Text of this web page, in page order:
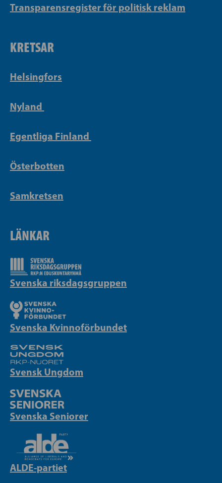
Transparensregister för politisk reklam
KRETSAR
Helsingfors
Nyland
Egentliga Finland
Österbotten
Samkretsen
LÄNKAR
Svenska riksdagsgruppen
Svenska Kvinnoförbundet
Svensk Ungdom
Svenska Seniorer
ALDE-partiet